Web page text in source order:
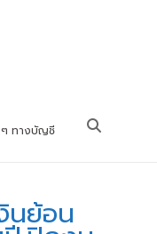
ทางบัญชี
นย้อน